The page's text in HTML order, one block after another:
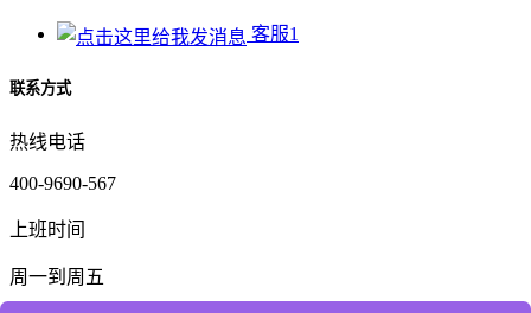
客服1
联系方式
热线电话
400-9690-567
上班时间
周一到周五